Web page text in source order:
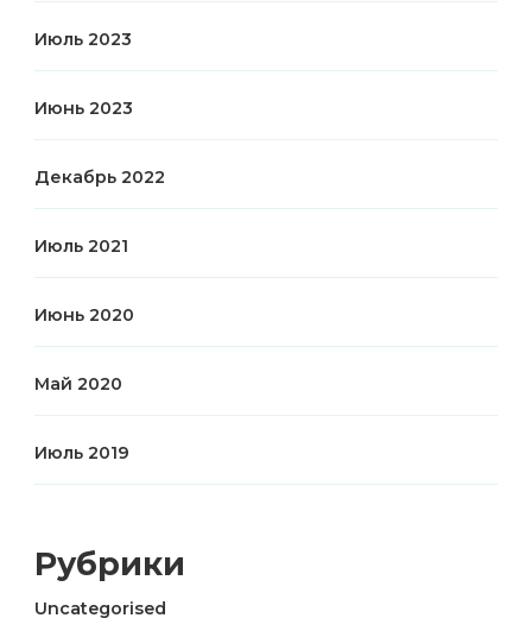
Июль 2023
Июнь 2023
Декабрь 2022
Июль 2021
Июнь 2020
Май 2020
Июль 2019
Рубрики
Uncategorised